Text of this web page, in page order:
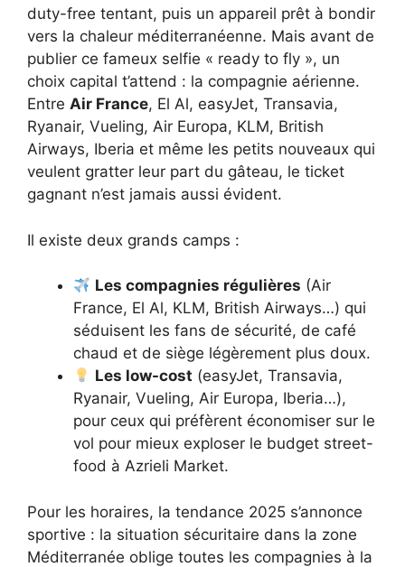
duty-free tentant, puis un appareil prêt à bondir
vers la chaleur méditerranéenne. Mais avant de
publier ce fameux selfie « ready to fly », un
choix capital t’attend : la compagnie aérienne.
Entre Air France, El Al, easyJet, Transavia,
Ryanair, Vueling, Air Europa, KLM, British
Airways, Iberia et même les petits nouveaux qui
veulent gratter leur part du gâteau, le ticket
gagnant n’est jamais aussi évident.
Il existe deux grands camps :
Les compagnies régulières (Air
France, El Al, KLM, British Airways…) qui
séduisent les fans de sécurité, de café
chaud et de siège légèrement plus doux.
Les low-cost (easyJet, Transavia,
Ryanair, Vueling, Air Europa, Iberia…),
pour ceux qui préfèrent économiser sur le
vol pour mieux exploser le budget street-
food à Azrieli Market.
Pour les horaires, la tendance 2025 s’annonce
sportive : la situation sécuritaire dans la zone
Méditerranée oblige toutes les compagnies à la